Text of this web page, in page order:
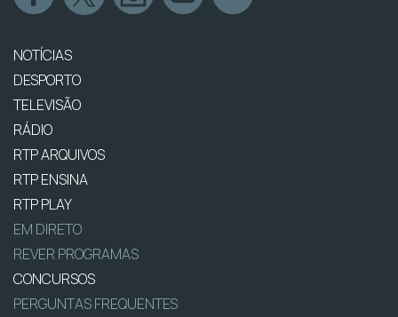
NOTÍCIAS
DESPORTO
TELEVISÃO
RÁDIO
RTP ARQUIVOS
RTP ENSINA
RTP PLAY
EM DIRETO
REVER PROGRAMAS
CONCURSOS
PERGUNTAS FREQUENTES